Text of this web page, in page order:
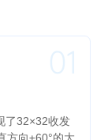
了32×32收发
01